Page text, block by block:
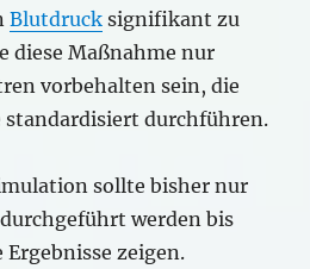
Blutdruck signifikant zu
diese Maßnahme nur
vorbehalten sein, die
standardisiert durchführen.
sollte bisher nur
werden bis
zeigen.